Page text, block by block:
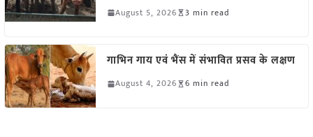
August 5, 2026 3 min read
गाभिन गाय एवं भैंस में संभावित प्रसव के लक्षण
August 4, 2026 6 min read